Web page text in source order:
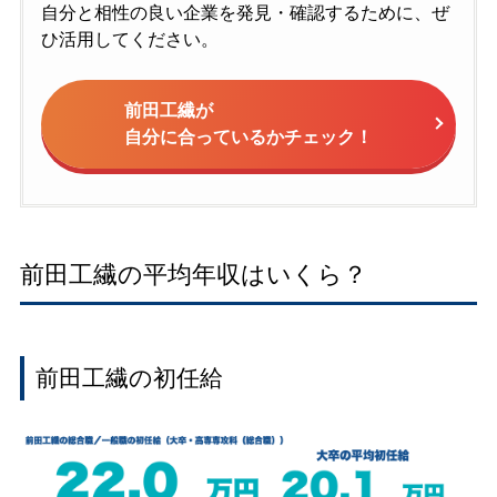
自分と相性の良い企業を発見・確認するために、ぜ
ひ活用してください。
前田工繊が
自分に合っているかチェック！
前田工繊の平均年収はいくら？
前田工繊の初任給